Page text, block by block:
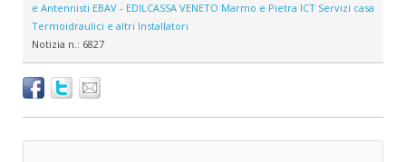
e Antennisti EBAV - EDILCASSA VENETO Marmo e Pietra ICT Servizi casa
Termoidraulici e altri Installatori
Notizia n.: 6827